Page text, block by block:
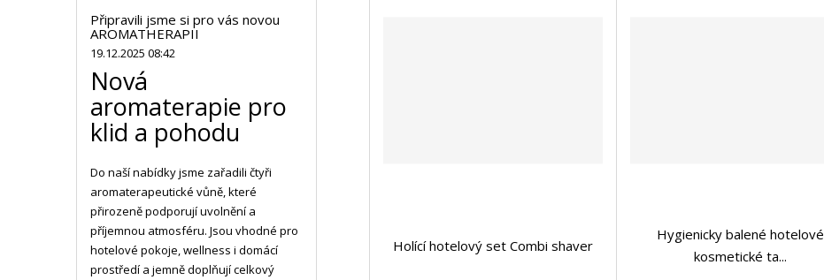
Holící hotelový set Combi shaver
Hygienicky balené hotelové
kosmetické ta...
Připravili jsme si pro vás novou
AROMATHERAPII
19.12.2025 08:42
Nová
aromaterapie pro
klid a pohodu
Do naší nabídky jsme zařadili čtyři
aromaterapeutické vůně, které
přirozeně podporují uvolnění a
příjemnou atmosféru. Jsou vhodné pro
hotelové pokoje, wellness i domácí
prostředí a jemně doplňují celkový